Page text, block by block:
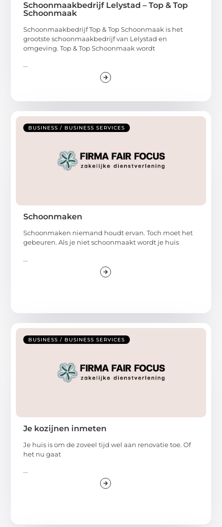
Schoonmaakbedrijf Lelystad – Top & Top
Schoonmaak
Schoonmaakbedrijf Top & Top Schoonmaak is het
grootste schoonmaakbedrijf van Lelystad en
omgeving. Top & Top Schoonmaak wordt
...
BUSINESS / BUSINESS SERVICES
Schoonmaken
Schoonmaken niemand houdt ervan. Toch moet het
gebeuren. Als je niet schoonmaakt wordt je huis
...
BUSINESS / BUSINESS SERVICES
Je kozijnen inmeten
Je huis is om de zoveel tijd wel aan renovatie toe. Of
het nu gaat
...